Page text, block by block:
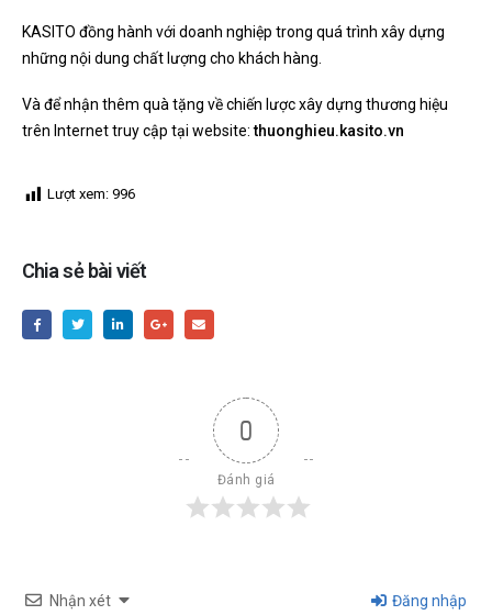
KASITO đồng hành với doanh nghiệp trong quá trình xây dựng
những nội dung chất lượng cho khách hàng.
Và để nhận thêm quà tặng về chiến lược xây dựng thương hiệu
trên Internet truy cập tại website:thuonghieu.kasito.vn
Lượt xem: 996
Chia sẻ bài viết
0
Đánh giá
Nhận xét Đăng nhập